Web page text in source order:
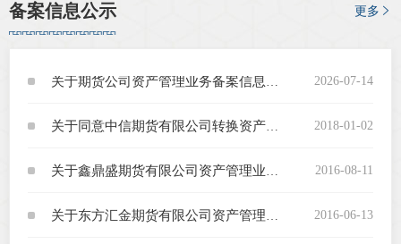
媒体看
备案信息公示 更多
关于期货公司资产管理业务备案信息的公示 2026-07-14
关于同意中信期货有限公司转换资产管理业务开展形式的通知 2018-01-02
关于鑫鼎盛期货有限公司资产管理业务予以登记的通知 2016-08-11
关于东方汇金期货有限公司资产管理业务予以登记的通知 2016-06-13